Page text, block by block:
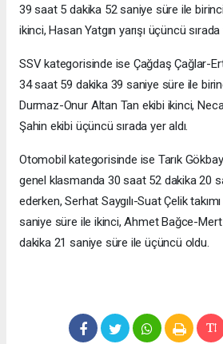
39 saat 5 dakika 52 saniye süre ile
ikinci, Hasan Yatgın yarışı üçüncü
SSV kategorisinde ise Çağdaş Çağlar-
34 saat 59 dakika 39 saniye süre ile
Durmaz-Onur Altan Tan ekibi ikinci,
Şahin ekibi üçüncü sırada yer aldı.
Otomobil kategorisinde ise Tarık
genel klasmanda 30 saat 52 dakika 20
ederken, Serhat Saygılı-Suat Çelik
saniye süre ile ikinci, Ahmet Bağce-
dakika 21 saniye süre ile üçüncü oldu.